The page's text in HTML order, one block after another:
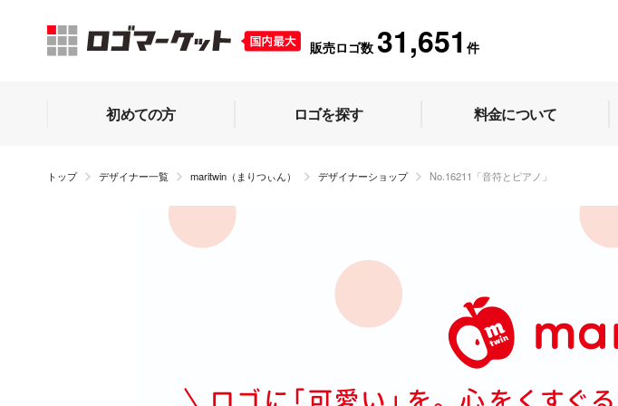
販売ロゴ数 31,651 件
初めての方 ロゴを探す 料金について
トップ デザイナー一覧 maritwin（まりつぃん） デザイナーショップ No.16211「音符とピアノ」